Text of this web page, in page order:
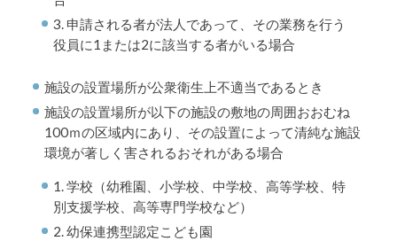
3. 申請される者が法人であって、その業務を行う
役員に1または2に該当する者がいる場合
施設の設置場所が公衆衛生上不適当であるとき
施設の設置場所が以下の施設の敷地の周囲おおむね
100ｍの区域内にあり、その設置によって清純な施設
環境が著しく害されるおそれがある場合
1. 学校（幼稚園、小学校、中学校、高等学校、特
別支援学校、高等専門学校など）
2. 幼保連携型認定こども園